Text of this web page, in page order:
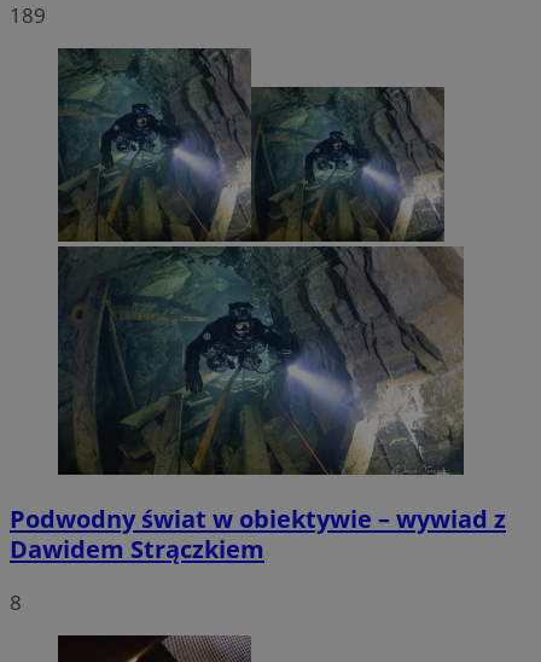
189
Podwodny świat w obiektywie – wywiad z
Dawidem Strączkiem
8